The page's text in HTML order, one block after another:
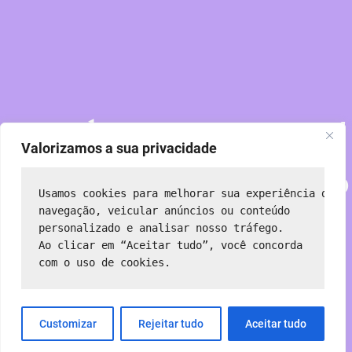
Valorizamos a sua privacidade
Usamos cookies para melhorar sua experiência de
navegação, veicular anúncios ou conteúdo
personalizado e analisar nosso tráfego.
Ao clicar em “Aceitar tudo”, você concorda
com o uso de cookies.
Customizar Rejeitar tudo Aceitar tudo
Perdoe nossa poeira!
Estamos trabalhando
em algo incrível —
volte em breve!